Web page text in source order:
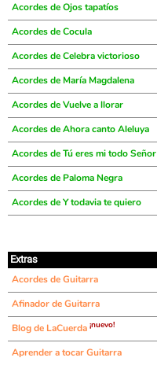
Acordes de Ojos tapatíos
Acordes de Cocula
Acordes de Celebra victorioso
Acordes de María Magdalena
Acordes de Vuelve a llorar
Acordes de Ahora canto Aleluya
Acordes de Tú eres mi todo Señor
Acordes de Paloma Negra
Acordes de Y todavia te quiero
Extras
Acordes de Guitarra
Afinador de Guitarra
Blog de LaCuerda ¡nuevo!
Aprender a tocar Guitarra